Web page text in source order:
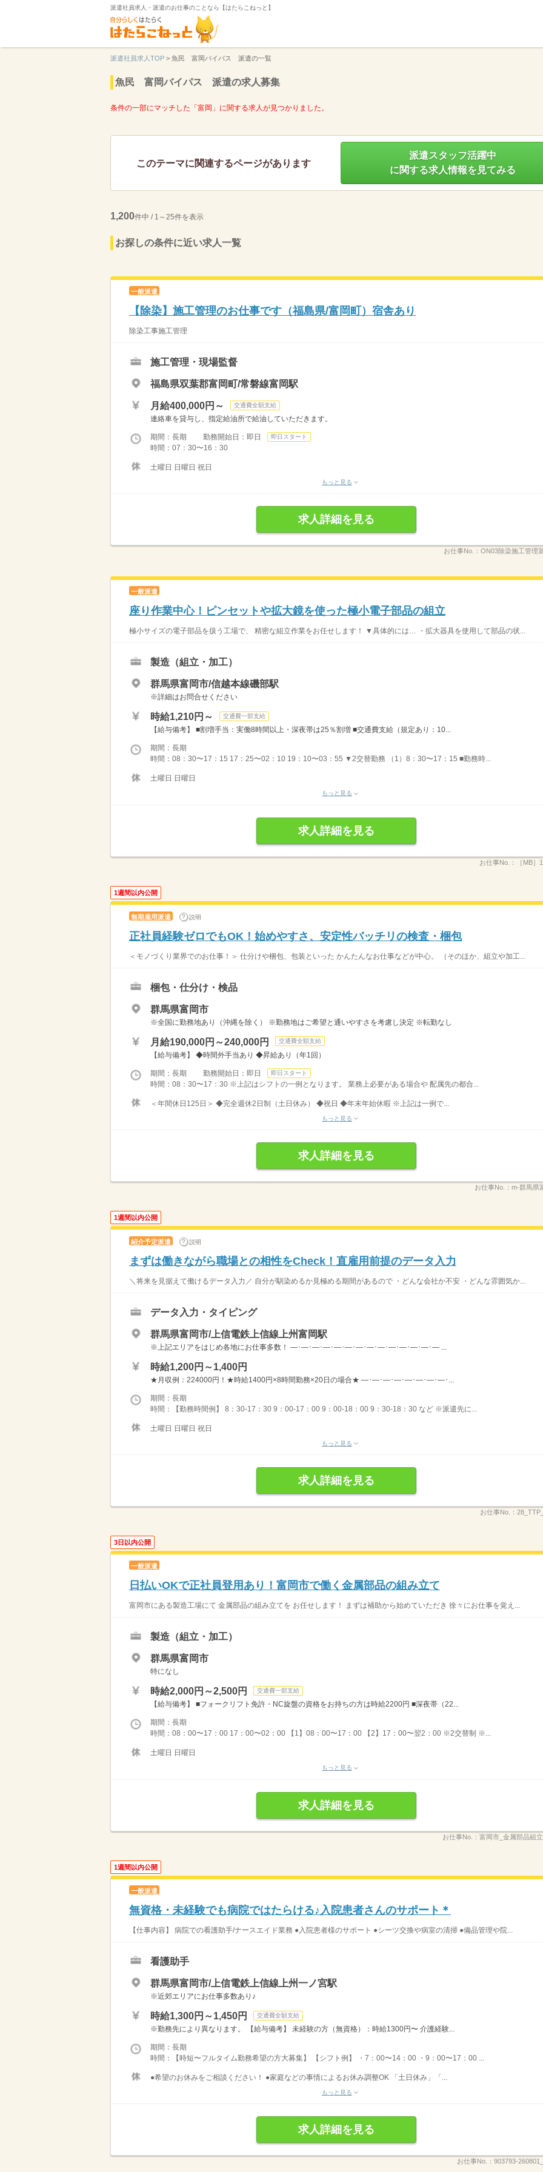
派遣社員求人・派遣のお仕事のことなら【はたらこねっと】
派遣社員求人TOP > 魚民 富岡バイパス 派遣の一覧
魚民 富岡バイパス 派遣の求人募集
条件の一部にマッチした「富岡」に関する求人が見つかりました。
このテーマに関連するページがあります
派遣スタッフ活躍中
に関する求人情報を見てみる
1,200件中 / 1～25件を表示
お探しの条件に近い求人一覧
一般派遣
【除染】施工管理のお仕事です（福島県/富岡町）宿舎あり
除染工事施工管理
施工管理・現場監督
福島県双葉郡富岡町/常磐線富岡駅
月給400,000円～ 交通費全額支給
連絡車を貸与し、指定給油所で給油していただきます。
期間：長期 勤務開始日：即日 即日スタート
時間：07：30〜16：30
土曜日 日曜日 祝日
もっと見る
求人詳細を見る
お仕事No.： ON03除染施工管理
一般派遣
座り作業中心！ピンセットや拡大鏡を使った極小電子部品の組立
極小サイズの電子部品を扱う工場で、 精密な組立作業をお任せします！ ▼具体的には… ・拡大器具を使用して部品の状...
製造（組立・加工）
群馬県富岡市/信越本線磯部駅
※詳細はお問合せください
時給1,210円～ 交通費一部支給
【給与備考】 ■割増手当：実働8時間以上・深夜帯は25％割増 ■交通費支給（規定あり：10...
期間：長期
時間：08：30〜17：15 17：25〜02：10 19：10〜03：55 ▼2交替勤務 （1）8：30〜17：15 ■勤務時...
土曜日 日曜日
もっと見る
求人詳細を見る
お仕事No.： ［MB］
1週間以内公開
無期雇用派遣 説明
正社員経験ゼロでもOK！始めやすさ、安定性バッチリの検査・梱包
＜モノづくり業界でのお仕事！＞ 仕分けや梱包、包装といった かんたんなお仕事などが中心。 （そのほか、組立や加工...
梱包・仕分け・検品
群馬県富岡市
※全国に勤務地あり（沖縄を除く） ※勤務地はご希望と通いやすさを考慮し決定 ※転勤なし
月給190,000円～240,000円 交通費全額支給
【給与備考】 ◆時間外手当あり ◆昇給あり（年1回）
期間：長期 勤務開始日：即日 即日スタート
時間：08：30〜17：30 ※上記はシフトの一例となります。 業務上必要がある場合や 配属先の都合...
＜年間休日125日＞ ◆完全週休2日制（土日休み） ◆祝日 ◆年末年始休暇 ※上記は一例で...
もっと見る
求人詳細を見る
お仕事No.： m-群馬県
1週間以内公開
紹介予定派遣 説明
まずは働きながら職場との相性をCheck！直雇用前提のデータ入力
＼将来を見据えて働けるデータ入力／ 自分が馴染めるか見極める期間があるので ・どんな会社か不安 ・どんな雰囲気か...
データ入力・タイピング
群馬県富岡市/上信電鉄上信線上州富岡駅
※上記エリアをはじめ各地にお仕事多数！ ―･―･―･―･―･―･―･―･―･―･―･―･―･― ...
時給1,200円～1,400円
★月収例：224000円！★時給1400円×8時間勤務×20日の場合★ ―･―･―･―･―･―･―･―･...
期間：長期
時間：【勤務時間例】 8：30-17：30 9：00-17：00 9：00-18：00 9：30-18：30 など ※派遣先に...
土曜日 日曜日 祝日
もっと見る
求人詳細を見る
お仕事No.：
3日以内公開
一般派遣
日払いOKで正社員登用あり！富岡市で働く金属部品の組み立て
富岡市にある製造工場にて 金属部品の組み立てを お任せします！ まずは補助から始めていただき 徐々にお仕事を覚え...
製造（組立・加工）
群馬県富岡市
特になし
時給2,000円～2,500円 交通費一部支給
【給与備考】 ■フォークリフト免許・NC旋盤の資格をお持ちの方は時給2200円 ■深夜帯（22...
期間：長期
時間：08：00〜17：00 17：00〜02：00 【1】08：00〜17：00 【2】17：00〜翌2：00 ※2交替制 ※...
土曜日 日曜日
もっと見る
求人詳細を見る
お仕事No.： 富岡市_金属部品組
1週間以内公開
一般派遣
無資格・未経験でも病院ではたらける♪入院患者さんのサポート＊
【仕事内容】 病院での看護助手/ナースエイド業務 ●入院患者様のサポート ●シーツ交換や病室の清掃 ●備品管理や院...
看護助手
群馬県富岡市/上信電鉄上信線上州一ノ宮駅
※近郊エリアにお仕事多数あり♪
時給1,300円～1,450円 交通費全額支給
※勤務先により異なります。 【給与備考】 未経験の方（無資格）：時給1300円〜 介護経験...
期間：長期
時間：【時短〜フルタイム勤務希望の方大募集】 【シフト例】 ・7：00〜14：00 ・9：00〜17：00 ...
●希望のお休みをご相談ください！ ●家庭などの事情によるお休み調整OK 「土日休み」「...
もっと見る
求人詳細を見る
お仕事No.： 903793-